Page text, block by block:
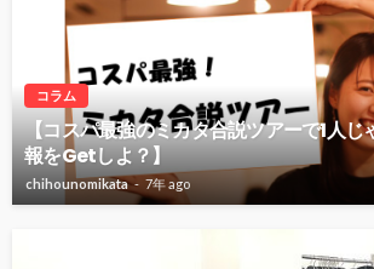
コラム
【コスパ最強のミカタ合説ツアーで1人じ
報をGetしよ？】
chihounomikata 7年 ago